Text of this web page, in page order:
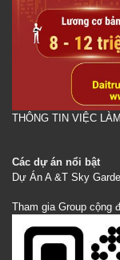
THÔNG TIN VIỆC
Các dự án nổi bật
Dự Án A &T Sky
Tham gia Group cộng